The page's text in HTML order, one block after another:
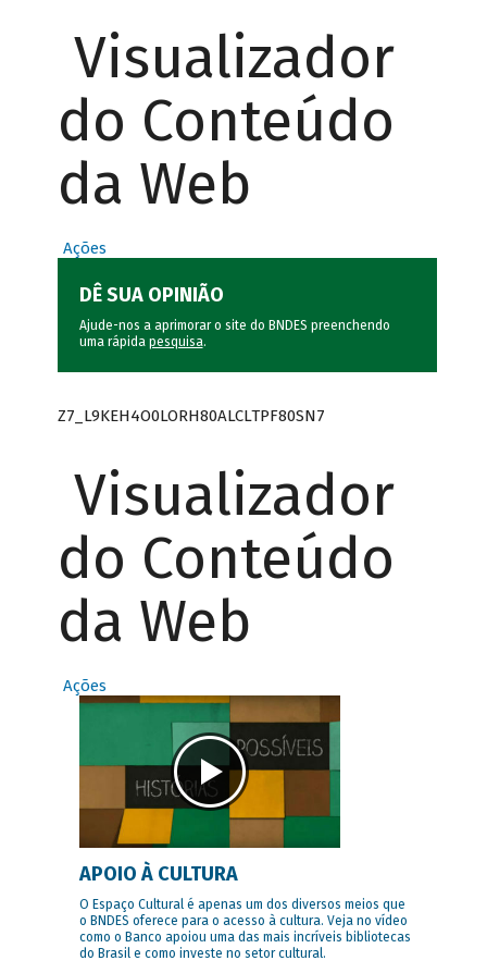
Visualizador
do Conteúdo
da Web
Ações
DÊ SUA OPINIÃO
Ajude-nos a aprimorar o site do BNDES preenchendo
uma rápida pesquisa.
Z7_L9KEH4O0LORH80ALCLTPF80SN7
Visualizador
do Conteúdo
da Web
Ações
APOIO À CULTURA
O Espaço Cultural é apenas um dos diversos meios que
o BNDES oferece para o acesso à cultura. Veja no vídeo
como o Banco apoiou uma das mais incríveis bibliotecas
do Brasil e como investe no setor cultural.